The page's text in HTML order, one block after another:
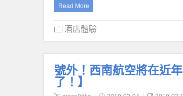
Read More
酒店體驗
號外！西南航空將在近
了！】